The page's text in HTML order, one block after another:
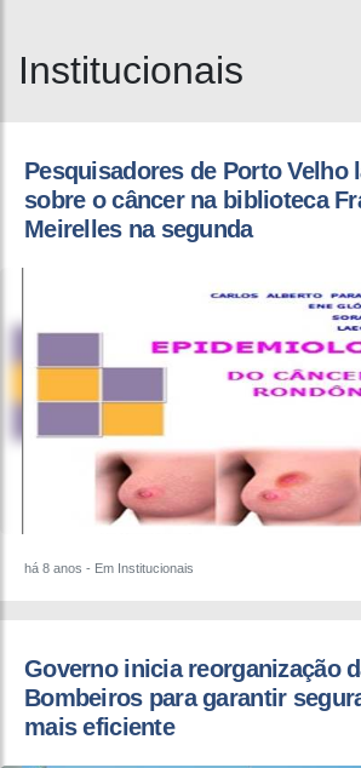
Institucionais
Pesquisadores de Porto Velho
sobre o câncer na biblioteca
Meirelles na segunda
há 8 anos - Em Institucionais
Governo inicia reorganização
Bombeiros para garantir
mais eficiente